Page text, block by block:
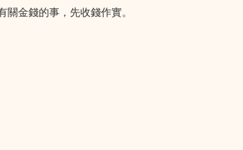
金錢的事，先收錢作實。